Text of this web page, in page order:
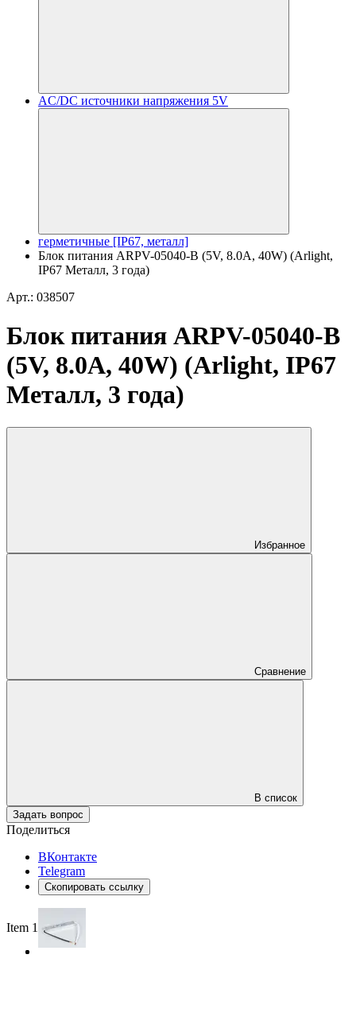
AC/DC источники напряжения 5V
герметичные [IP67, металл]
Блок питания ARPV-05040-B (5V, 8.0A, 40W) (Arlight,
IP67 Металл, 3 года)
Арт.: 038507
Блок питания ARPV-05040-B
(5V, 8.0A, 40W) (Arlight, IP67
Металл, 3 года)
Избранное
Сравнение
В список
Задать вопрос
Поделиться
ВКонтакте
Telegram
Скопировать ссылку
Item 1 of 2